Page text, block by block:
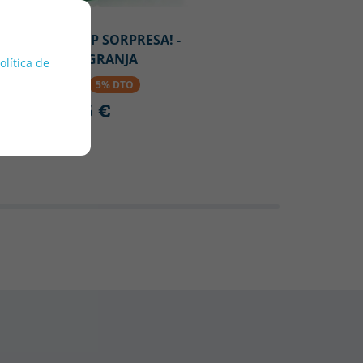
de
¡POP-UP SORPRESA! -
EN LA GRANJA
5% DTO
14.16 €